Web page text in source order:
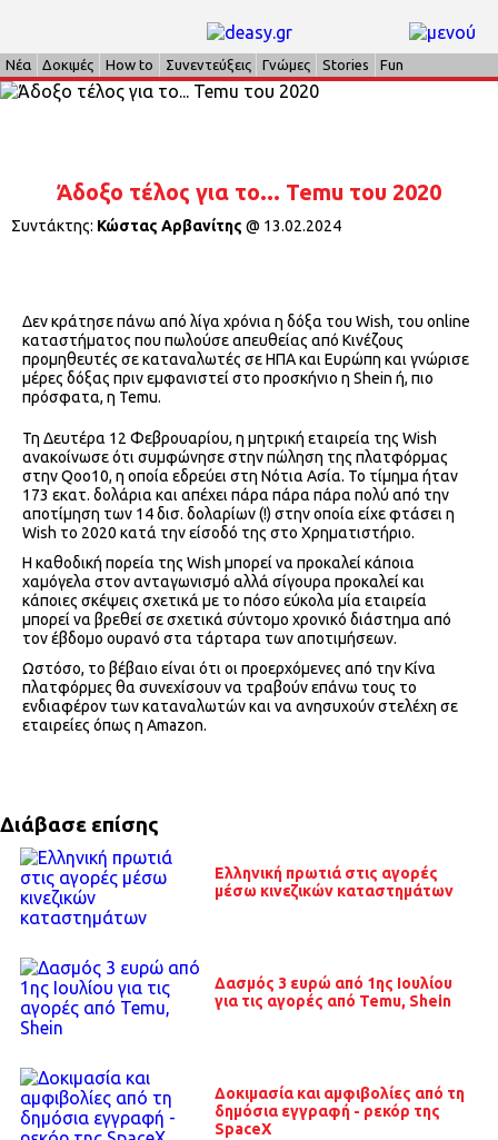
Νέα Δοκιμές How to Συνεντεύξεις Γνώμες Stories Fun
Άδοξο τέλος για το... Temu του 2020
Συντάκτης: Κώστας Αρβανίτης @ 13.02.2024
Δεν κράτησε πάνω από λίγα χρόνια η δόξα του Wish, του online
καταστήματος που πωλούσε απευθείας από Κινέζους
προμηθευτές σε καταναλωτές σε ΗΠΑ και Ευρώπη και γνώρισε
μέρες δόξας πριν εμφανιστεί στο προσκήνιο η Shein ή, πιο
πρόσφατα, η Temu.
Τη Δευτέρα 12 Φεβρουαρίου, η μητρική εταιρεία της Wish
ανακοίνωσε ότι συμφώνησε στην πώληση της πλατφόρμας
στην Qoo10, η οποία εδρεύει στη Νότια Ασία. Το τίμημα ήταν
173 εκατ. δολάρια και απέχει πάρα πάρα πάρα πολύ από την
αποτίμηση των 14 δισ. δολαρίων (!) στην οποία είχε φτάσει η
Wish το 2020 κατά την είσοδό της στο Χρηματιστήριο.
Η καθοδική πορεία της Wish μπορεί να προκαλεί κάποια
χαμόγελα στον ανταγωνισμό αλλά σίγουρα προκαλεί και
κάποιες σκέψεις σχετικά με το πόσο εύκολα μία εταιρεία
μπορεί να βρεθεί σε σχετικά σύντομο χρονικό διάστημα από
τον έβδομο ουρανό στα τάρταρα των αποτιμήσεων.
Ωστόσο, το βέβαιο είναι ότι οι προερχόμενες από την Κίνα
πλατφόρμες θα συνεχίσουν να τραβούν επάνω τους το
ενδιαφέρον των καταναλωτών και να ανησυχούν στελέχη σε
εταιρείες όπως η Amazon.
Διάβασε επίσης
Ελληνική πρωτιά στις αγορές
μέσω κινεζικών καταστημάτων
Δασμός 3 ευρώ από 1ης Ιουλίου
για τις αγορές από Temu, Shein
Δοκιμασία και αμφιβολίες από τη
δημόσια εγγραφή - ρεκόρ της
SpaceX